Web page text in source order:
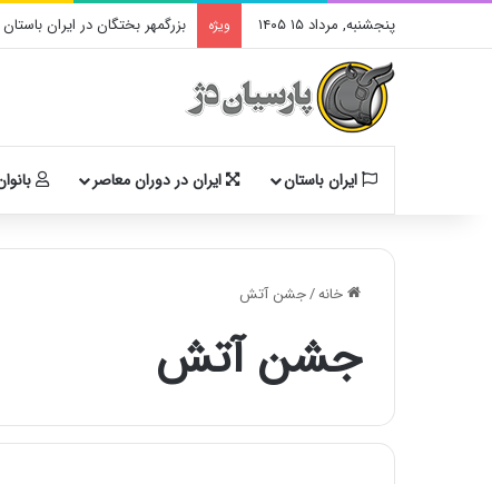
پنجشنبه, مرداد ۱۵ ۱۴۰۵ ویژه بزرگمهر بختگان در ایران باستان
ایران باستان ایران در دوران معاصر
خانه/جشن آتش
جشن آتش